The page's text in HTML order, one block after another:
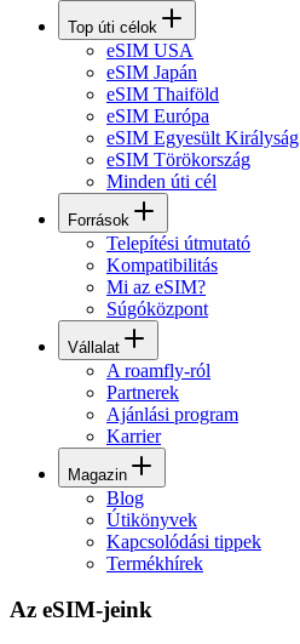
Top úti célok
eSIM USA
eSIM Japán
eSIM Thaiföld
eSIM Európa
eSIM Egyesült Királyság
eSIM Törökország
Minden úti cél
Források
Telepítési útmutató
Kompatibilitás
Mi az eSIM?
Súgóközpont
Vállalat
A roamfly-ról
Partnerek
Ajánlási program
Karrier
Magazin
Blog
Útikönyvek
Kapcsolódási tippek
Termékhírek
Az eSIM-jeink